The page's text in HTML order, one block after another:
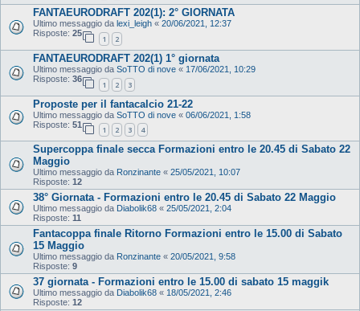
FANTAEURODRAFT 202(1): 2° GIORNATA
Ultimo messaggio da lexi_leigh « 20/06/2021, 12:37
Risposte: 25
1 2
FANTAEURODRAFT 202(1) 1° giornata
Ultimo messaggio da SoTTO di nove « 17/06/2021, 10:29
Risposte: 36
1 2 3
Proposte per il fantacalcio 21-22
Ultimo messaggio da SoTTO di nove « 06/06/2021, 1:58
Risposte: 51
1 2 3 4
Supercoppa finale secca Formazioni entro le 20.45 di Sabato 22
Maggio
Ultimo messaggio da Ronzinante « 25/05/2021, 10:07
Risposte: 12
38° Giornata - Formazioni entro le 20.45 di Sabato 22 Maggio
Ultimo messaggio da Diabolik68 « 25/05/2021, 2:04
Risposte: 11
Fantacoppa finale Ritorno Formazioni entro le 15.00 di Sabato
15 Maggio
Ultimo messaggio da Ronzinante « 20/05/2021, 9:58
Risposte: 9
37 giornata - Formazioni entro le 15.00 di sabato 15 maggik
Ultimo messaggio da Diabolik68 « 18/05/2021, 2:46
Risposte: 12